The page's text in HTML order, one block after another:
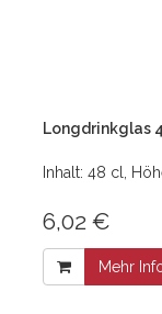
Longdrinkglas
Inhalt: 48 cl,
6,02 €
Mehr